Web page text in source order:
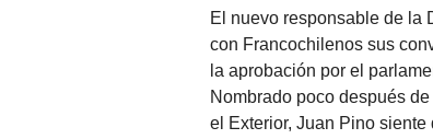
El nuevo responsable de la
con Francochilenos sus
la aprobación por el
Nombrado poco después
el Exterior, Juan Pino